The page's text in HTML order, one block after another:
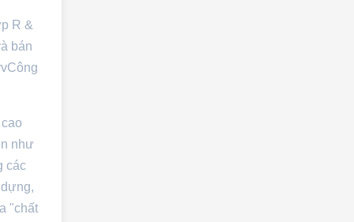
R &
bán
như
các
"chất